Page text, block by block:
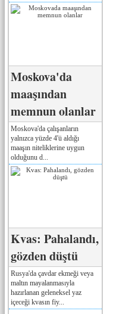
Moskova'da
maaşından
memnun olanlar
Moskova'da çalışanların
yalnızca yüzde 4'ü aldığı
maaşın niteliklerine uygun
olduğunu d...
Kvas: Pahalandı,
gözden düştü
Rusya'da çavdar ekmeği veya
maltın mayalanmasıyla
hazırlanan geleneksel yaz
içeceği kvasın fiy...